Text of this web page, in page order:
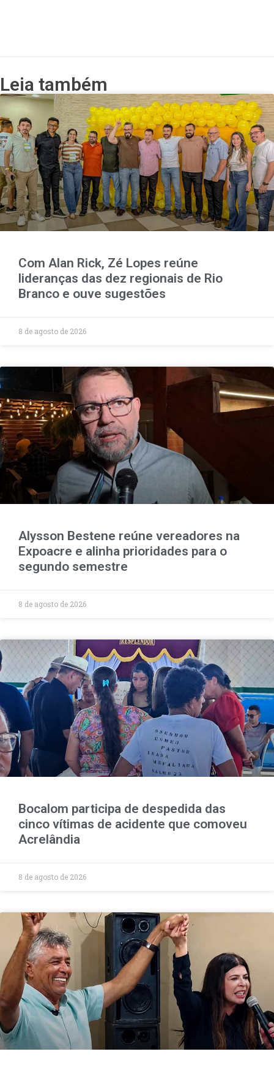
Leia também
Com Alan Rick, Zé Lopes reúne
lideranças das dez regionais de Rio
Branco e ouve sugestões
8 de agosto de 2026
Alysson Bestene reúne vereadores na
Expoacre e alinha prioridades para o
segundo semestre
8 de agosto de 2026
Bocalom participa de despedida das
cinco vítimas de acidente que comoveu
Acrelândia
8 de agosto de 2026